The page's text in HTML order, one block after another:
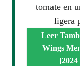
tomate en
ligera
Leer
Wings